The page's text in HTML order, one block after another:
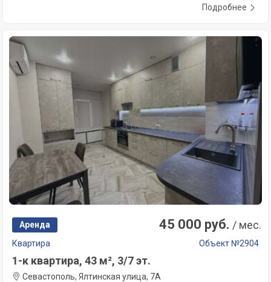
Подробнее
Аренда 45 000 руб. / мес.
Квартира Объект №2904
1-к квартира, 43 м², 3/7 эт.
Севастополь, Ялтинская улица, 7А